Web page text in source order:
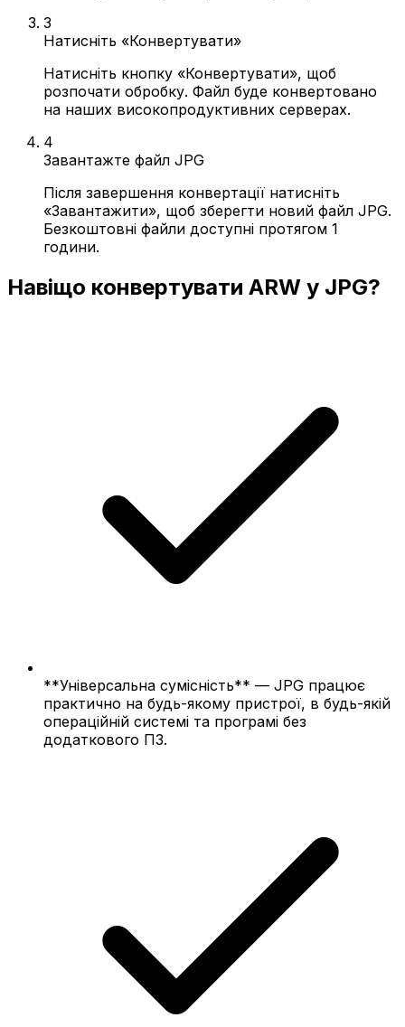
3
Натисніть «Конвертувати»
Натисніть кнопку «Конвертувати», щоб
розпочати обробку. Файл буде конвертовано
на наших високопродуктивних серверах.
4
Завантажте файл JPG
Після завершення конвертації натисніть
«Завантажити», щоб зберегти новий файл JPG.
Безкоштовні файли доступні протягом 1
години.
Навіщо конвертувати ARW у JPG?
**Універсальна сумісність** — JPG працює
практично на будь-якому пристрої, в будь-якій
операційній системі та програмі без
додаткового ПЗ.